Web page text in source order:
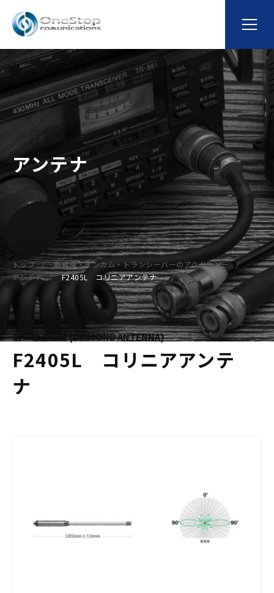
アンテナ
トップ
無線機・インカム・トランシーバーのアクセサリー
アンテナ
F2405L コリニアアンテナ
第一電波工業 (DIAMOND ANTENNA)
F2405L コリニアアンテ
ナ